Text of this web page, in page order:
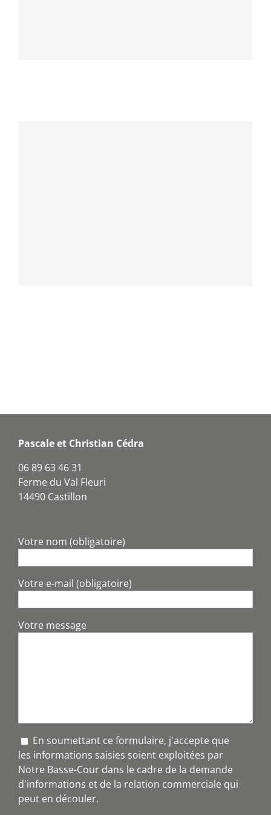
Pascale et Christian Cédra
06 89 63 46 31
Ferme du Val Fleuri
14490 Castillon
Votre nom (obligatoire)
Votre e-mail (obligatoire)
Votre message
En soumettant ce formulaire, j'accepte que
les informations saisies soient exploitées par
Notre Basse-Cour dans le cadre de la demande
d'informations et de la relation commerciale qui
peut en découler.